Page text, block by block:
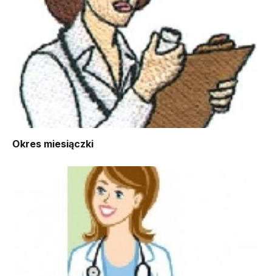
Okres miesiączki